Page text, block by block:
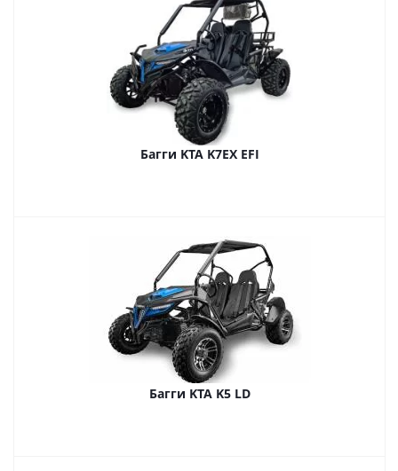
Багги KTA K7EX EFI
Багги KTA K5 LD